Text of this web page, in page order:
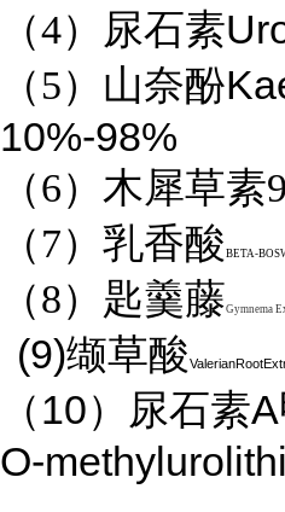
（4） 尿石素
（5）山奈酚
10%-98%
（6）木犀草素
（7）乳香酸 BETA-
（8）匙羹藤Gymnema
(9)缬草酸
（10）尿石素A
O-